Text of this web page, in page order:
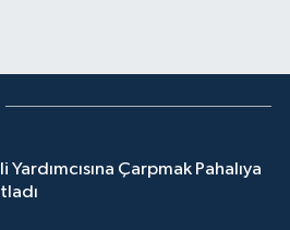
Yardımcısına Çarpmak Pahalıya